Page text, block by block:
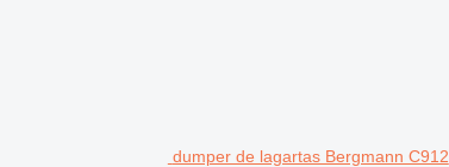
dumper de lagartas Bergmann C912